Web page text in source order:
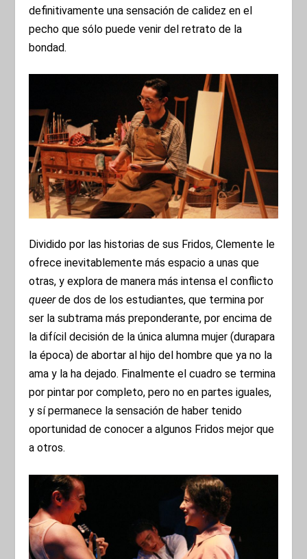
definitivamente una sensación de calidez en el
pecho que sólo puede venir del retrato de la
bondad.
Dividido por las historias de sus Fridos, Clemente le
ofrece inevitablemente más espacio a unas que
otras, y explora de manera más intensa el conflicto
queerde dos de los estudiantes, que termina por
ser la subtrama más preponderante, por encima de
la difícil decisión de la única alumna mujer (durapara
la época) de abortar al hijo del hombre que ya no la
ama y la ha dejado. Finalmente el cuadro se termina
por pintar por completo, pero no en partes iguales,
y sí permanece la sensación de haber tenido
oportunidad de conocer a algunos Fridos mejor que
a otros.